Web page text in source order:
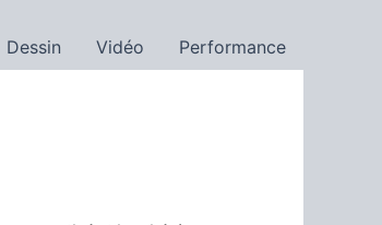
Dessin Vidéo Performance